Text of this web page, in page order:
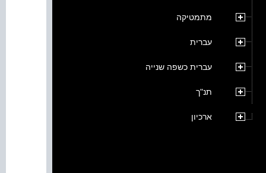
מתמטיקה
עברית
עברית כשפה שנייה
תנ"ך
ארכיון